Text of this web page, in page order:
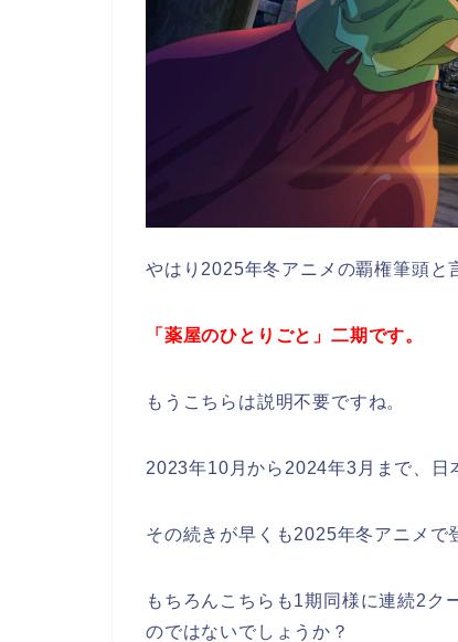
やはり2025年冬アニメの覇権筆頭と
「薬屋のひとりごと」二期です。
もうこちらは説明不要ですね。
2023年10月から2024年3月まで、日
その続きが早くも2025年冬アニメで
もちろんこちらも1期同様に連続2ク
のではないでしょうか？